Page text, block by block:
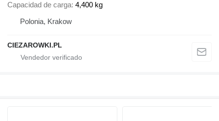
Capacidad de carga 4,400 kg
Polonia, Krakow
CIEZAROWKI.PL